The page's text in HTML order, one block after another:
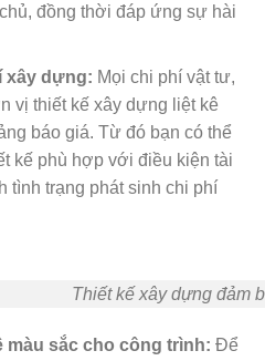
đồng thời đáp ứng sự hài
xây dựng: Mọi chi phí vật tư,
vị thiết kế xây dựng liệt kê
báo giá. Từ đó bạn có thể
kế phù hợp với điều kiện tài
tình trạng phát sinh chi phí
Thiết kế xây dựng đảm
màu sắc cho công trình: Để